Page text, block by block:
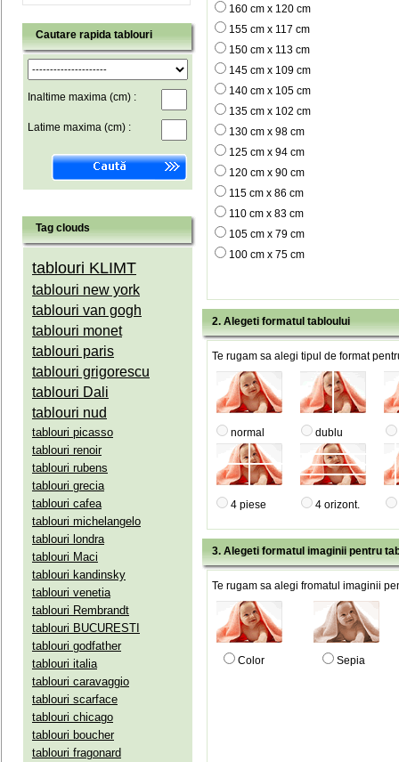
Cautare rapida tablouri
Inaltime maxima (cm) :
Latime maxima (cm) :
Tag clouds
tablouri KLIMT
tablouri new york
tablouri van gogh
tablouri monet
tablouri paris
tablouri grigorescu
tablouri Dali
tablouri nud
tablouri picasso
tablouri renoir
tablouri rubens
tablouri grecia
tablouri cafea
tablouri michelangelo
tablouri londra
tablouri Maci
tablouri kandinsky
tablouri venetia
tablouri Rembrandt
tablouri BUCURESTI
tablouri godfather
tablouri italia
tablouri caravaggio
tablouri scarface
tablouri chicago
tablouri boucher
tablouri fragonard
160 cm x 120 cm
155 cm x 117 cm
150 cm x 113 cm
145 cm x 109 cm
140 cm x 105 cm
135 cm x 102 cm
130 cm x 98 cm
125 cm x 94 cm
120 cm x 90 cm
115 cm x 86 cm
110 cm x 83 cm
105 cm x 79 cm
100 cm x 75 cm
2. Alegeti formatul tabloului
Te rugam sa alegi tipul de format
normal dublu
4 piese 4 orizont.
3. Alegeti formatul imaginii pentru
Te rugam sa alegi fromatul imaginii
Color Sepia